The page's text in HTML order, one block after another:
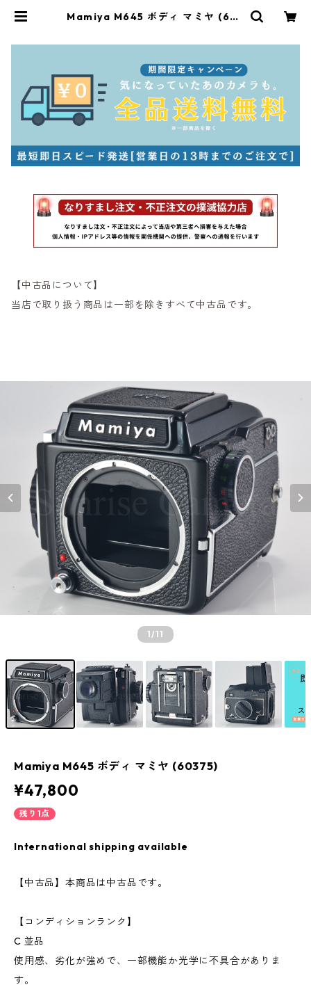
Mamiya M645 ボディ マミヤ (603
【中古品について】
当店で取り扱う商品は一部を除きすべて中古品です。
1/11
Mamiya M645 ボディ マミヤ (60375)
¥47,800
残り1点
International shipping available
【中古品】本商品は中古品です。
【コンディションランク】
C 並品
使用感、劣化が強めで、一部機能か光学に不具合がありま
す。